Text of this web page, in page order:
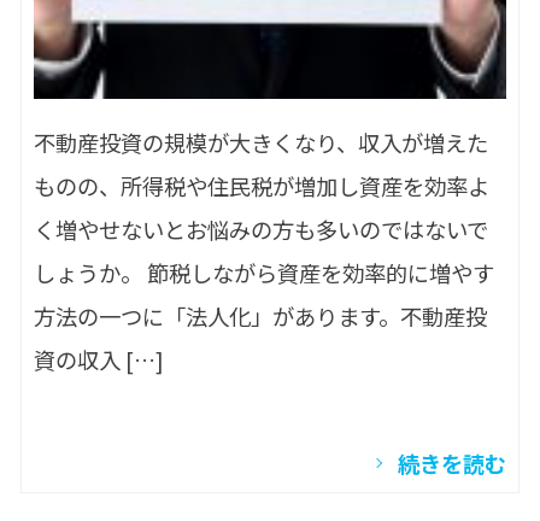
不動産投資の規模が大きくなり、収入が増えた
ものの、所得税や住民税が増加し資産を効率よ
く増やせないとお悩みの方も多いのではないで
しょうか。 節税しながら資産を効率的に増やす
方法の一つに「法人化」があります。不動産投
資の収入 […]
続きを読む